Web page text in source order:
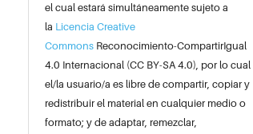
el cual estará simultáneamente sujeto a
la Licencia Creative
Commons Reconocimiento-CompartirIgual
4.0 Internacional (CC BY-SA 4.0), por lo cual
el/la usuario/a es libre de compartir, copiar y
redistribuir el material en cualquier medio o
formato; y de adaptar, remezclar,